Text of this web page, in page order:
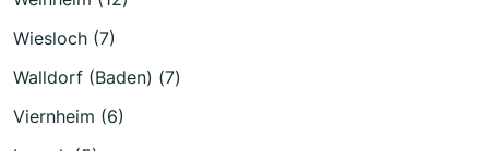
Wiesloch (7)
Walldorf (Baden) (7)
Viernheim (6)